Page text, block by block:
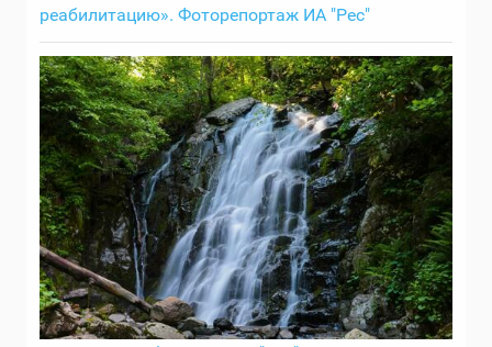
реабилитацию». Фоторепортаж ИА "Рес"